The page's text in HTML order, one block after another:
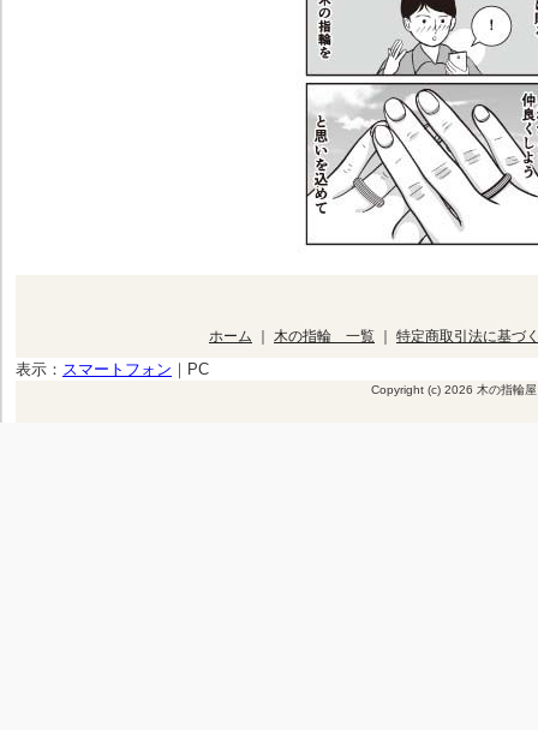
ホーム ｜ 木の指輪 一覧 ｜ 特定商取引法に基づ
表示： スマートフォン ｜ PC
Copyright (c) 2026 木の指輪